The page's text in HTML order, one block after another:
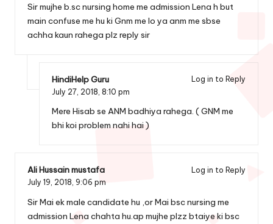
Sir mujhe b.sc nursing home me admission Lena h but
main confuse me hu ki Gnm me lo ya anm me sbse
achha kaun rahega plz reply sir
HindiHelp Guru
Log in to Reply
July 27, 2018, 8:10 pm
Mere Hisab se ANM badhiya rahega. ( GNM me
bhi koi problem nahi hai )
Ali Hussain mustafa
Log in to Reply
July 19, 2018, 9:06 pm
Sir Mai ek male candidate hu ,or Mai bsc nursing me
admission Lena chahta hu.ap mujhe plzz btaiye ki bsc